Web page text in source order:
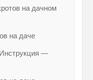
на дачном
—